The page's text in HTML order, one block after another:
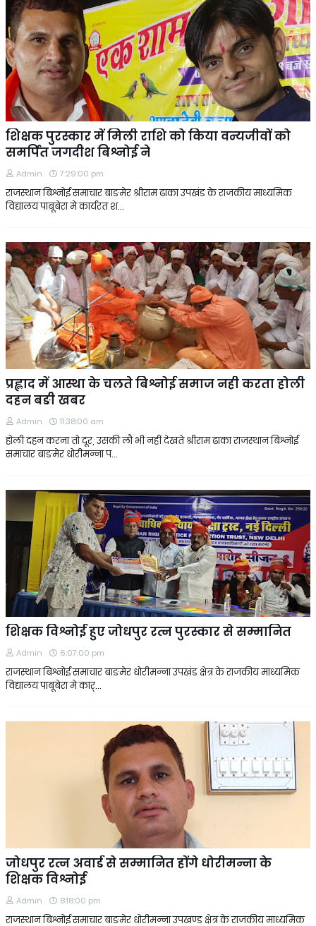
शिक्षक पुरस्कार में मिली राशि को किया वन्यजीवों को
समर्पित जगदीश बिश्नोई ने
Admin 7:29:00 pm
राजस्थान बिश्नोई समाचार बाङमेर श्रीराम ढाका उपखंड के राजकीय माध्यमिक
विद्यालय पाबूबेरा मे कार्यरत श…
प्रह्लाद में आस्था के चलते बिश्नोई समाज नही करता होली
दहन बङी खबर
Admin 11:38:00 am
होली दहन करना तो दूर, उसकी लौ भी नहीं देखते श्रीराम ढाका राजस्थान बिश्नोई
समाचार बाङमेर धोरीमन्ना प…
शिक्षक विश्नोई हुए जोधपुर रत्न पुरस्कार से सम्मानित
Admin 6:07:00 pm
राजस्थान बिश्नोई समाचार बाङमेर धोरीमन्ना उपखंड क्षेत्र के राजकीय माध्यमिक
विद्यालय पाबूबेरा मे कार्…
जोधपुर रत्न अवार्ड से सम्मानित होंगे धोरीमन्ना के
शिक्षक विश्नोई
Admin 8:18:00 pm
राजस्थान बिश्नोई समाचार बाङमेर धोरीमन्ना उपखण्ड क्षेत्र के राजकीय माध्यमिक